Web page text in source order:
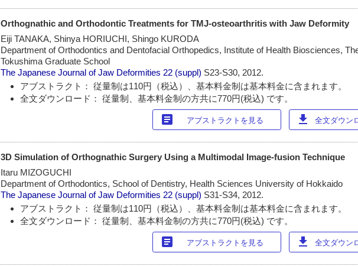
Orthognathic and Orthodontic Treatments for TMJ-osteoarthritis with Jaw Deformity
Eiji TANAKA, Shinya HORIUCHI, Shingo KURODA
Department of Orthodontics and Dentofacial Orthopedics, Institute of Health Biosciences,
Tokushima Graduate School
The Japanese Journal of Jaw Deformities 22 (suppl) S23-S30, 2012.
アブストラクト： 従量制は110円（税込）、基本料金制は基本料金に含まれます。
全文ダウンロード： 従量制、基本料金制の方共に770円(税込) です。
article アブストラクトを見る download 全文ダウン
3D Simulation of Orthognathic Surgery Using a Multimodal Image-fusion Technique
Itaru MIZOGUCHI
Department of Orthodontics, School of Dentistry, Health Sciences University of Hokkaido
The Japanese Journal of Jaw Deformities 22 (suppl) S31-S34, 2012.
アブストラクト： 従量制は110円（税込）、基本料金制は基本料金に含まれます。
全文ダウンロード： 従量制、基本料金制の方共に770円(税込) です。
article アブストラクトを見る download 全文ダウン